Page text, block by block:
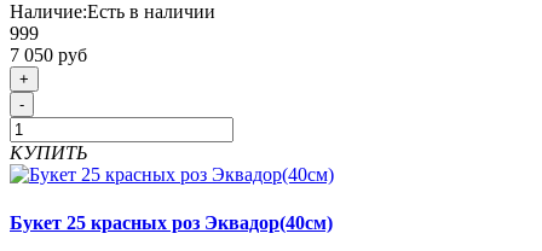
Наличие:Есть в наличии
999
7 050 руб
+
-
КУПИТЬ
Букет 25 красных роз Эквадор(40см)